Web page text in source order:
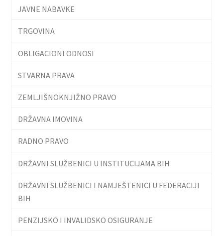
JAVNE NABAVKE
TRGOVINA
OBLIGACIONI ODNOSI
STVARNA PRAVA
ZEMLJIŠNOKNJIŽNO PRAVO
DRŽAVNA IMOVINA
RADNO PRAVO
DRŽAVNI SLUŽBENICI U INSTITUCIJAMA BIH
DRŽAVNI SLUŽBENICI I NAMJEŠTENICI U FEDERACIJI
BIH
PENZIJSKO I INVALIDSKO OSIGURANJE